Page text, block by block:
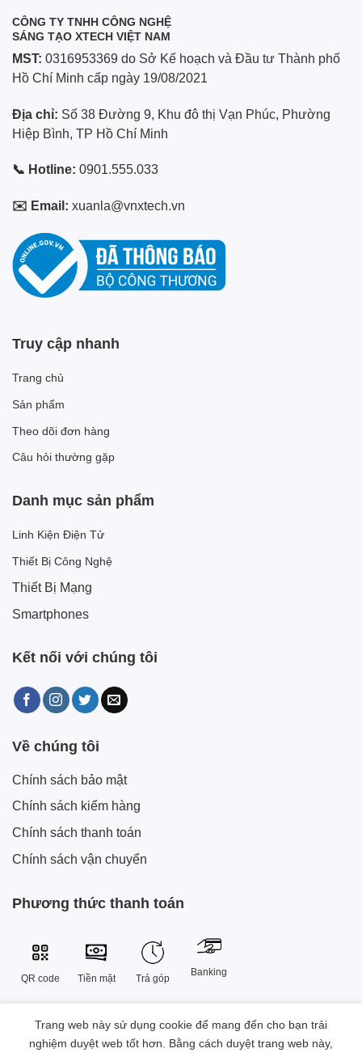
CÔNG TY TNHH CÔNG NGHỆ
SÁNG TẠO XTECH VIỆT NAM
MST: 0316953369 do Sở Kế hoạch và Đầu tư Thành phố
Hồ Chí Minh cấp ngày 19/08/2021
Địa chỉ: Số 38 Đường 9, Khu đô thị Vạn Phúc, Phường
Hiệp Bình, TP Hồ Chí Minh
📞 Hotline: 0901.555.033
✉️ Email: xuanla@vnxtech.vn
Truy cập nhanh
Trang chủ
Sản phẩm
Theo dõi đơn hàng
Câu hỏi thường gặp
Danh mục sản phẩm
Linh Kiện Điện Tử
Thiết Bị Công Nghệ
Thiết Bị Mạng
Smartphones
Kết nối với chúng tôi
Về chúng tôi
Chính sách bảo mật
Chính sách kiểm hàng
Chính sách thanh toán
Chính sách vận chuyển
Phương thức thanh toán
QR code Tiền mặt Trả góp
Banking
Công Ty TNHH Công Nghệ Sáng Tạo Xtech Việt Nam
38 Đường Số 9 , Khu đô thị Vạn Phúc, Phường Hiệp Bình, Thành
Trang web này sử dụng cookie để mang đến cho bạn trải
nghiệm duyệt web tốt hơn. Bằng cách duyệt trang web này,